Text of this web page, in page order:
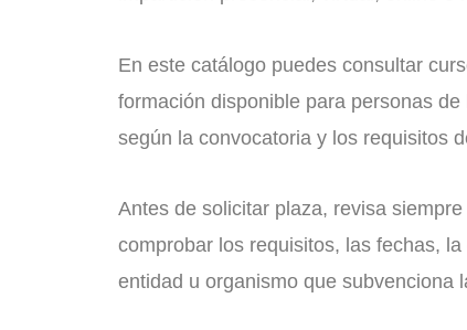
En este catálogo puedes consultar
formación disponible para personas
según la convocatoria y los requisitos
Antes de solicitar plaza, revisa
comprobar los requisitos, las fechas,
entidad u organismo que subvenciona